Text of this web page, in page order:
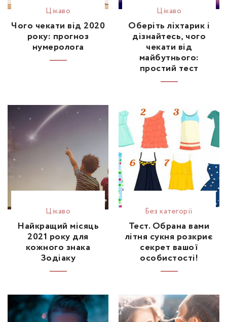
Цікаво
Чого чекати від 2020
року: прогноз
нумеролога
Цікаво
Оберіть ліхтарик і
дізнайтесь, чого
чекати від
майбутнього:
простий тест
Цікаво
Найкращий місяць
2021 року для
кожного знака
Зодіаку
Без категорії
Тест. Обрана вами
літня сукня розкриє
секрет вашої
особистості!